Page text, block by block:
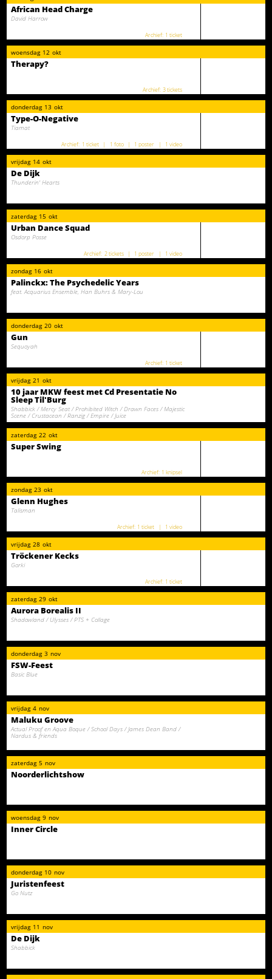
African Head Charge
David Harrow
1 ticket
woensdag 12 okt
Therapy?
3 tickets
donderdag 13 okt
Type-O-Negative
Tiamat
1 ticket 1 foto 1 poster 1 video
vrijdag 14 okt
De Dijk
Thunderin' Hearts
zaterdag 15 okt
Urban Dance Squad
Osdorp Posse
2 tickets 1 poster 1 video
zondag 16 okt
Palinckx: The Psychedelic Years
feat. Acquarius Ensemble, Han Buhrs & Mary-Lou
donderdag 20 okt
Gun
Sequoyah
1 ticket
vrijdag 21 okt
10 jaar MKW feest met Cd Presentatie No
Sleep Til'Burg
Shabbick / Mercy Seat / Prohibited Witch / Drawn Faces / Majestic
Scene / Crustacean / Ranzig / Empire / Juice
zaterdag 22 okt
Super Swing
1 knipsel
zondag 23 okt
Glenn Hughes
Talisman
1 ticket 1 video
vrijdag 28 okt
Tröckener Kecks
Gorki
1 ticket
zaterdag 29 okt
Aurora Borealis II
Shadowland / Ulysses / PTS + Collage
donderdag 3 nov
FSW-Feest
Basic Blue
vrijdag 4 nov
Maluku Groove
Actual Proof en Aqua Boque / School Days / James Dean Band /
Nardus & friends
zaterdag 5 nov
Noorderlichtshow
woensdag 9 nov
Inner Circle
donderdag 10 nov
Juristenfeest
Go Nutz
vrijdag 11 nov
De Dijk
Shabbick